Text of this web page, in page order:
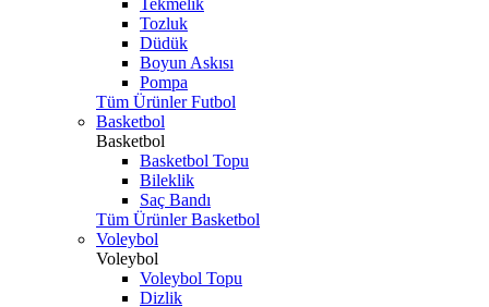
Tekmelik
Tozluk
Düdük
Boyun Askısı
Pompa
Tüm Ürünler Futbol
Basketbol
Basketbol
Basketbol Topu
Bileklik
Saç Bandı
Tüm Ürünler Basketbol
Voleybol
Voleybol
Voleybol Topu
Dizlik